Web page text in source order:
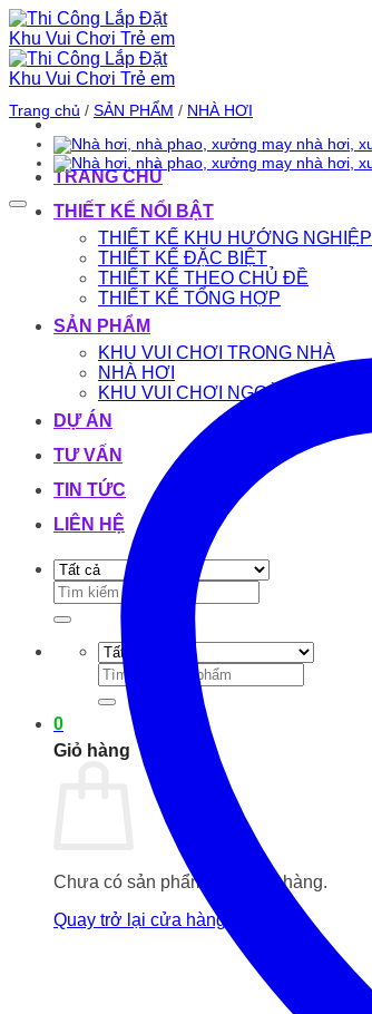
Bỏ
qua
nội
dung
TRANG CHỦ
THIẾT KẾ NỔI BẬT
THIẾT KẾ KHU HƯỚNG NGHIỆP
THIẾT KẾ ĐẶC BIỆT
THIẾT KẾ THEO CHỦ ĐỀ
THIẾT KẾ TỔNG HỢP
SẢN PHẨM
KHU VUI CHƠI TRONG NHÀ
NHÀ HƠI
KHU VUI CHƠI NGOÀI TRỜI
DỰ ÁN
TƯ VẤN
TIN TỨC
LIÊN HỆ
Tìm
kiếm:
Tìm
kiếm:
0
Giỏ hàng
Chưa có sản phẩm trong giỏ hàng.
Quay trở lại cửa hàng
Trang chủ / SẢN PHẨM / NHÀ HƠI